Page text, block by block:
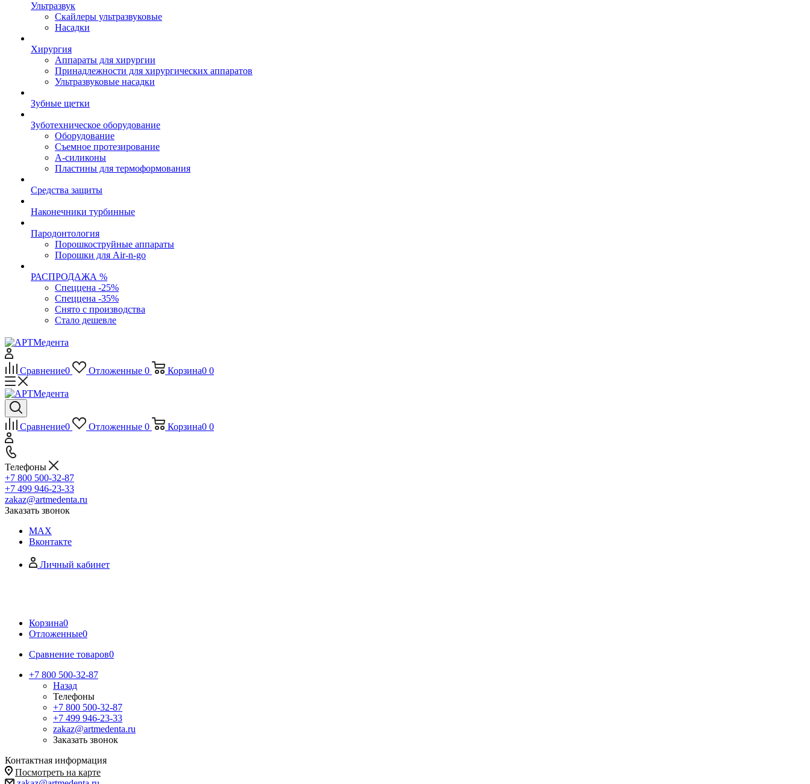
Ультразвук
Скайлеры ультразвуковые
Насадки
Хирургия
Аппараты для хирургии
Принадлежности для хирургических аппаратов
Ультразвуковые насадки
Зубные щетки
Зуботехническое оборудование
Оборудование
Съемное протезирование
А-силиконы
Пластины для термоформования
Средства защиты
Наконечники турбинные
Пародонтология
Порошкоструйные аппараты
Порошки для Air-n-go
РАСПРОДАЖА %
Спеццена -25%
Спеццена -35%
Снято с производства
Стало дешевле
Сравнение0 Отложенные 0 Корзина0 0
Сравнение0 Отложенные 0 Корзина0 0
Телефоны
+7 800 500-32-87
+7 499 946-23-33
zakaz@artmedenta.ru
Заказать звонок
MAX
Вконтакте
Личный кабинет
Корзина0
Отложенные0
Сравнение товаров0
+7 800 500-32-87
Назад
Телефоны
+7 800 500-32-87
+7 499 946-23-33
zakaz@artmedenta.ru
Заказать звонок
Контактная информация
Посмотреть на карте